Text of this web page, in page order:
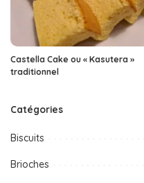
Castella Cake ou « Kasutera »
traditionnel
Catégories
Biscuits
Brioches